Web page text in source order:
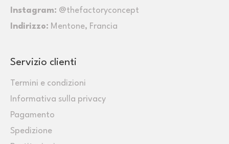
Instagram: @thefactoryconcept
Indirizzo: Mentone, Francia
Servizio clienti
Termini e condizioni
Informativa sulla privacy
Pagamento
Spedizione